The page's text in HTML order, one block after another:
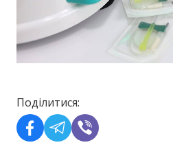
Поділитися: